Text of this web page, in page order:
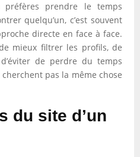
prendre le temps
quelqu’un, c’est souvent
directe en face à face.
mieux filtrer les profils, de
de perdre du temps
pas la même chose
du site d’un